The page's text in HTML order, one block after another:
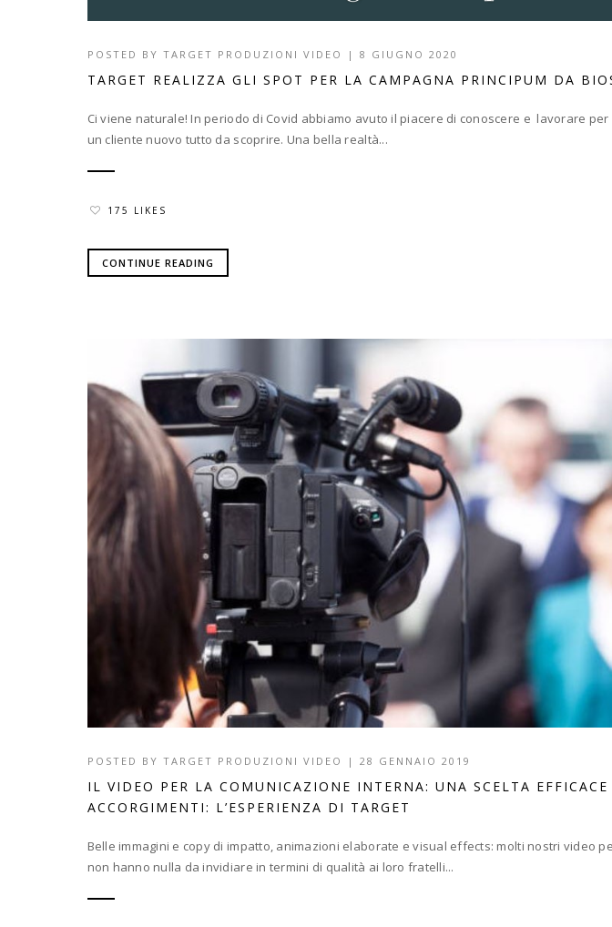
POSTED BY TARGET PRODUZIONI VIDEO | 8 GIUGNO 2020
TARGET REALIZZA GLI SPOT PER LA CAMPAGNA PRINCIPUM DA
Ci viene naturale! In periodo di Covid abbiamo avuto il piacere di conoscere e lavorare per
un cliente nuovo tutto da scoprire. Una bella realtà...
175 LIKES
CONTINUE READING
POSTED BY TARGET PRODUZIONI VIDEO | 28 GENNAIO 2019
IL VIDEO PER LA COMUNICAZIONE INTERNA: UNA SCELTA
ACCORGIMENTI: L’ESPERIENZA DI TARGET
Belle immagini e copy di impatto, animazioni elaborate e visual effects: molti nostri video
non hanno nulla da invidiare in termini di qualità ai loro fratelli...